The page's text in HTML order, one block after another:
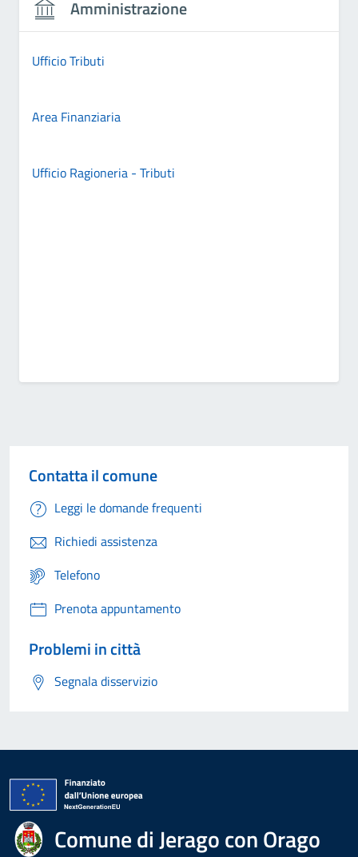
Amministrazione
Ufficio Tributi
Area Finanziaria
Ufficio Ragioneria - Tributi
Contatta il comune
Leggi le domande frequenti
Richiedi assistenza
Telefono
Prenota appuntamento
Problemi in città
Segnala disservizio
Comune di Jerago con Orago